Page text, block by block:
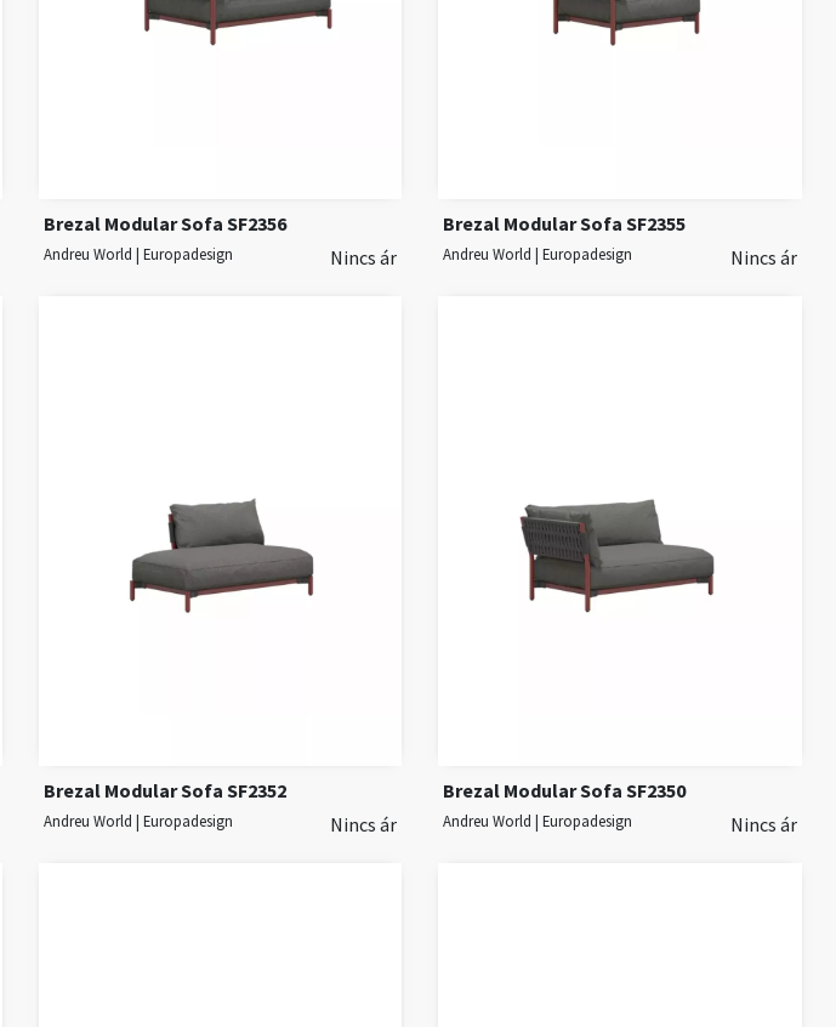
Brezal Modular Sofa SF2356
Andreu World | Europadesign Nincs ár
Brezal Modular Sofa SF2355
Andreu World | Europadesign Nincs ár
Brezal Modular Sofa SF2352
Andreu World | Europadesign Nincs ár
Brezal Modular Sofa SF2350
Andreu World | Europadesign Nincs ár